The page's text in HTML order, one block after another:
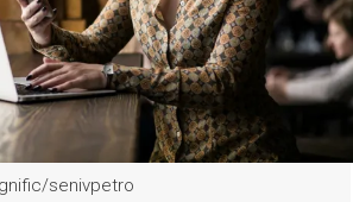
senivpetro